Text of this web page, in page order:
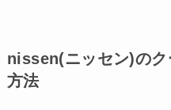
nissen(ニッセン)の
方法